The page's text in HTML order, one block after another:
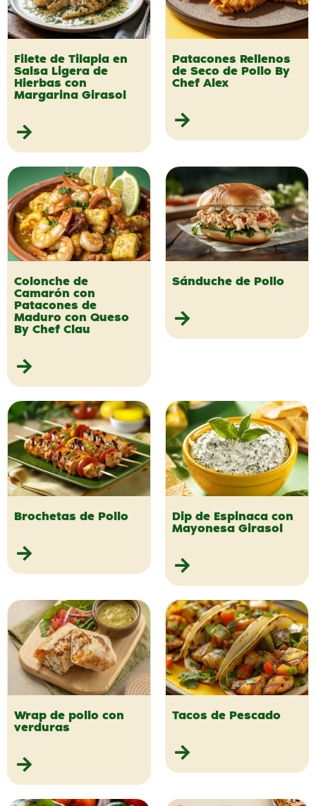
Filete de Tilapia en
Salsa Ligera de
Hierbas con
Margarina Girasol
Patacones Rellenos
de Seco de Pollo By
Chef Alex
Colonche de
Camarón con
Patacones de
Maduro con Queso
By Chef Clau
Sánduche de Pollo
Brochetas de Pollo
Dip de Espinaca con
Mayonesa Girasol
Wrap de pollo con
verduras
Tacos de Pescado